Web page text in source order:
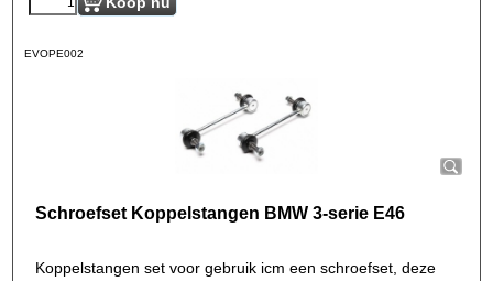
EVOPE002
Schroefset Koppelstangen BMW 3-serie E46
Koppelstangen set voor gebruik icm een schroefset, deze